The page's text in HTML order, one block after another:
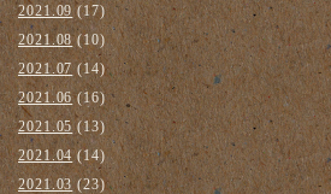
2021.09(17)
2021.08(10)
2021.07 (14)
2021.06(16)
2021.05(13)
2021.04(14)
2021.03 (23)